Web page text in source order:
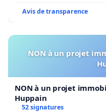
Avis de transparence
NON à un projet
NON à un projet
Huppain
52 signatures